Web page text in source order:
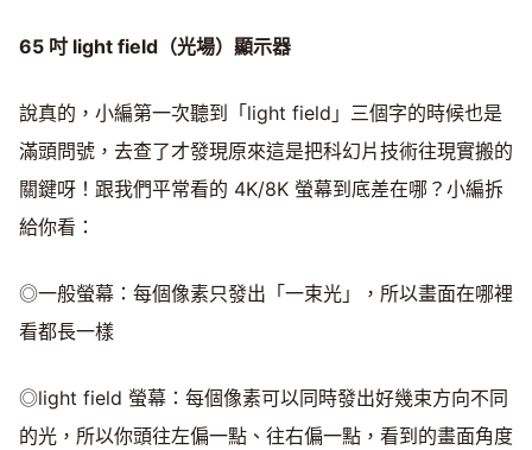
65 吋 light field（光場）顯示器
說真的，小編第一次聽到「light field」三個字的時候也是
滿頭問號，去查了才發現原來這是把科幻片技術往現實搬的
關鍵呀！跟我們平常看的 4K/8K 螢幕到底差在哪？小編拆
給你看：
◎一般螢幕：每個像素只發出「一束光」，所以畫面在哪裡
看都長一樣
◎light field 螢幕：每個像素可以同時發出好幾束方向不同
的光，所以你頭往左偏一點、往右偏一點，看到的畫面角度